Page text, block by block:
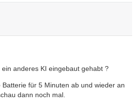
anderes KI eingebaut gehabt ?
für 5 Minuten ab und wieder an
dann noch mal.